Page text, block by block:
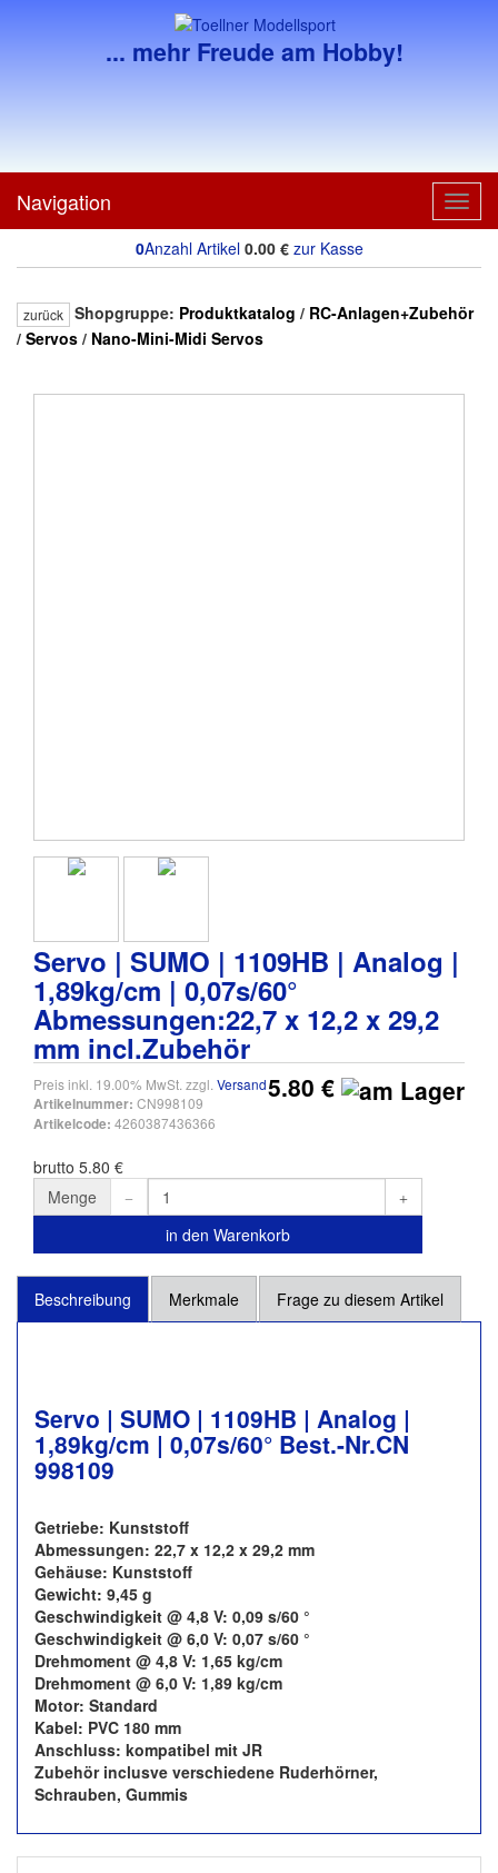
... mehr Freude am Hobby!
Navigation
0Anzahl Artikel 0.00€ zur Kasse
zurück Shopgruppe: Produktkatalog / RC-Anlagen+Zubehör
/ Servos / Nano-Mini-Midi Servos
Servo | SUMO | 1109HB | Analog |
1,89kg/cm | 0,07s/60°
Abmessungen:22,7 x 12,2 x 29,2
mm incl.Zubehör
Preis inkl. 19.00% MwSt. zzgl. Versand
Artikelnummer: CN998109
Artikelcode: 4260387436366
5.80 €
brutto 5.80 €
Menge
in den Warenkorb
Beschreibung Merkmale Frage zu diesem Artikel
Servo | SUMO | 1109HB | Analog |
1,89kg/cm | 0,07s/60° Best.-Nr.CN
998109
Getriebe: Kunststoff
Abmessungen: 22,7 x 12,2 x 29,2 mm
Gehäuse: Kunststoff
Gewicht: 9,45 g
Geschwindigkeit @ 4,8 V: 0,09 s/60 °
Geschwindigkeit @ 6,0 V: 0,07 s/60 °
Drehmoment @ 4,8 V: 1,65 kg/cm
Drehmoment @ 6,0 V: 1,89 kg/cm
Motor: Standard
Kabel: PVC 180 mm
Anschluss: kompatibel mit JR
Zubehör inclusve verschiedene Ruderhörner,
Schrauben, Gummis